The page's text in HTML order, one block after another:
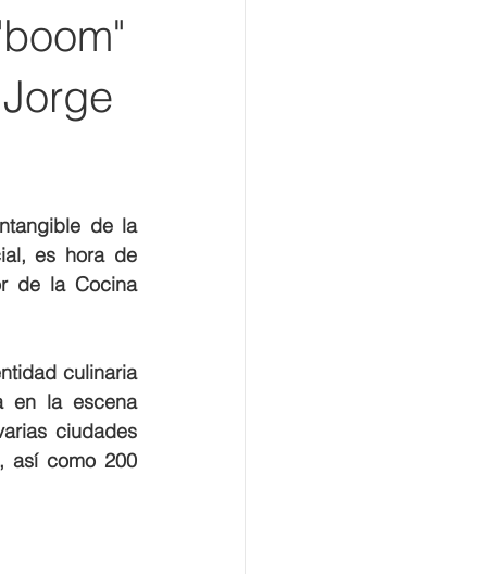
de la
es hora de
de la Cocina
culinaria
en la escena
ciudades
así como 200